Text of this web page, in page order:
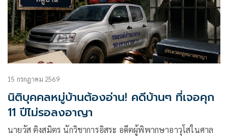
15 กรกฎาคม 2569
นิติบุคคลหมู่บ้านต้องอ่าน! คดีบ้านๆ ที่เจอคุก
11 ปีไม่รอลงอาญา
นายวัส ติงสมิตร นักวิชาการอิสระ อดีตผู้พิพากษาอาวุโสในศาล